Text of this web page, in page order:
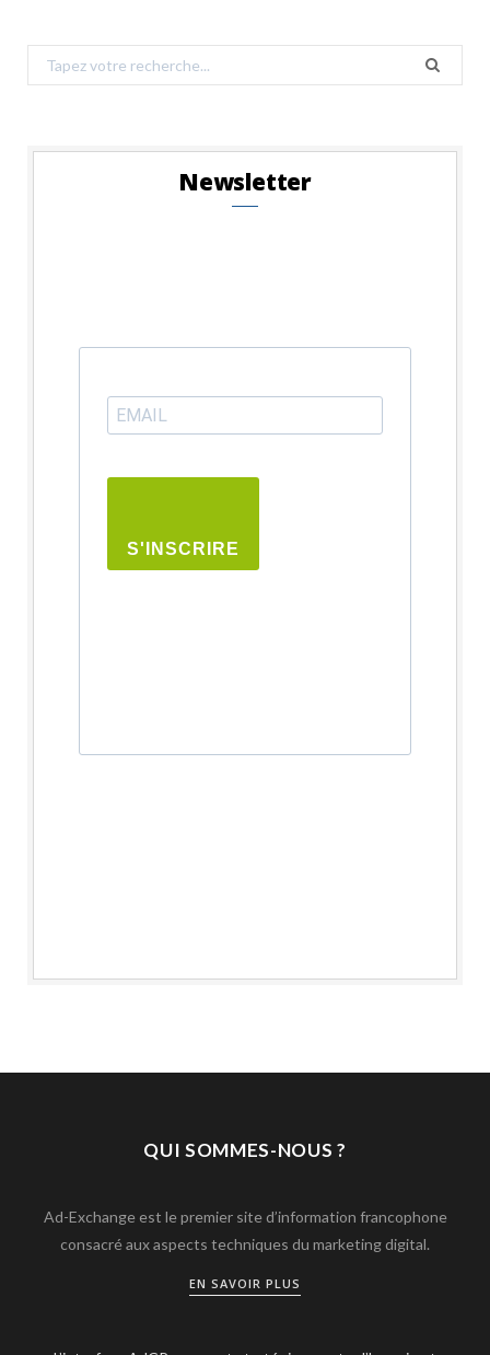
Search
for:
Newsletter
S'INSCRIRE
QUI SOMMES-NOUS ?
Ad-Exchange est le premier site d’information francophone
consacré aux aspects techniques du marketing digital.
EN SAVOIR PLUS